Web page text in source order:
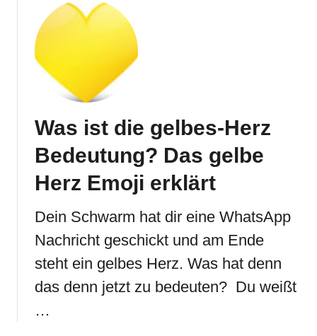
Was ist die gelbes-Herz
Bedeutung? Das gelbe
Herz Emoji erklärt
Dein Schwarm hat dir eine WhatsApp
Nachricht geschickt und am Ende
steht ein gelbes Herz. Was hat denn
das denn jetzt zu bedeuten? Du weißt
…